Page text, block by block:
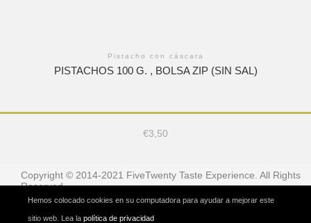
Pistacho con cáscara
PISTACHOS 100 G. , BOLSA ZIP (SIN SAL)
€3,50
Copyright © 2014-2021 FiveTwenty Taste Experience. All Rights
Reserved
Hemos colocado cookies en su computadora para ayudar a mejorar este
sitio web. Lea la política de privacidad